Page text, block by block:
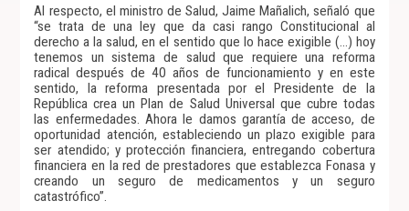
Al respecto, el ministro de Salud, Jaime Mañalich, señaló que
“se trata de una ley que da casi rango Constitucional al
derecho a la salud, en el sentido que lo hace exigible (…) hoy
tenemos un sistema de salud que requiere una reforma
radical después de 40 años de funcionamiento y en este
sentido, la reforma presentada por el Presidente de la
República crea un Plan de Salud Universal que cubre todas
las enfermedades. Ahora le damos garantía de acceso, de
oportunidad atención, estableciendo un plazo exigible para
ser atendido; y protección financiera, entregando cobertura
financiera en la red de prestadores que establezca Fonasa y
creando un seguro de medicamentos y un seguro
catastrófico”.